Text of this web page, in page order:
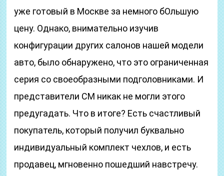
уже готовый в Москве за немного бОльшую
цену. Однако, внимательно изучив
конфигурации других салонов нашей модели
авто, было обнаружено, что это ограниченная
серия со своеобразными подголовниками. И
представители СМ никак не могли этого
предугадать. Что в итоге? Есть счастливый
покупатель, который получил буквально
индивидуальный комплект чехлов, и есть
продавец, мгновенно пошедший навстречу.